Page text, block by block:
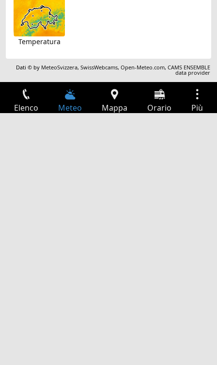
Temperatura
Dati © by MeteoSvizzera,SwissWebcams,Open-Meteo.com,CAMS ENSEMBLE
data provider
Elenco Meteo Mappa Orario Più